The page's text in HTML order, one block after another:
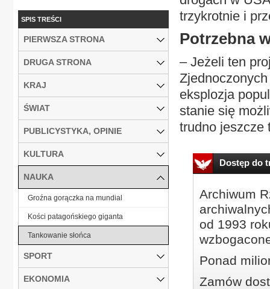
trzykrotnie i
Potrzebna
– Jeżeli ten
eksplozja
stanie się
trudno jeszcze
Dostęp do
Archiwum
od 1993
Ponad
Zamów
SPIS TREŚCI
PIERWSZA STRONA
DRUGA STRONA
KRAJ
ŚWIAT
PUBLICYSTYKA, OPINIE
KULTURA
NAUKA
Groźna gorączka na mundial
Kości patagońskiego giganta
Tankowanie słońca
SPORT
EKONOMIA